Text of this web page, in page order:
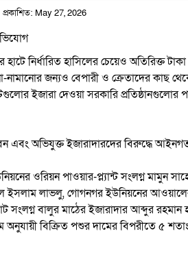
প্রকাশিত: May 27, 2026
নির্ধারিত হাসিলের চেয়েও অতিরিক্ত
জন্যও বেপারী ও ক্রেতাদের কাছ
ইজারা দেওয়া সরকারি প্রতিষ্ঠানগুলোর
এবং অভিযুক্ত ইজারাদারদের বিরুদ্ধে আইনগত
ওরিয়ন পাওয়ার-প্ল্যান্ট সংলগ্ন মামুন
ইসলাম লাভলু, গোগনগর ইউনিয়নের
সংলগ্ন বালুর মাঠের ইজারাদার আব্দুর রহমান
অনুযায়ী বিক্রিত পশুর দামের বিপরীতে ৫